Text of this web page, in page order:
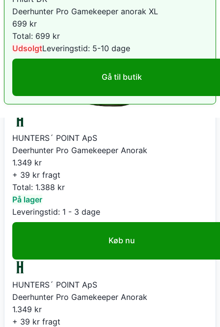
Deerhunter Pro Gamekeeper anorak XL
699 kr
Total: 699 kr
UdsolgtLeveringstid: 5-10 dage
Gå til butik
HUNTERS´ POINT ApS
Deerhunter Pro Gamekeeper Anorak
1.349 kr
+ 39 kr fragt
Total: 1.388 kr
På lager
Leveringstid: 1 - 3 dage
Køb nu
HUNTERS´ POINT ApS
Deerhunter Pro Gamekeeper Anorak
1.349 kr
+ 39 kr fragt